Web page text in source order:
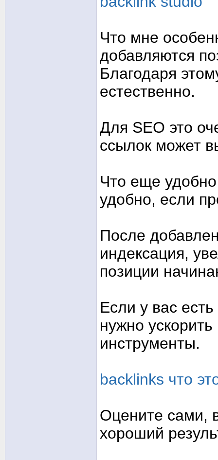
Что мне
добавляются
Благодаря
естественно.
Для SEO это
ссылок может
Что еще
удобно, если
После
индексация,
позиции
Если у вас
нужно
инструменты.
backlinks что
Оцените сами,
хороший